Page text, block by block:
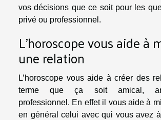
vos décisions que ce soit pour les
privé ou professionnel.
L’horoscope vous aide à
une relation
L’horoscope vous aide à créer des
terme que ça soit amical,
professionnel. En effet il vous aide à
en général celui avec qui vous avez